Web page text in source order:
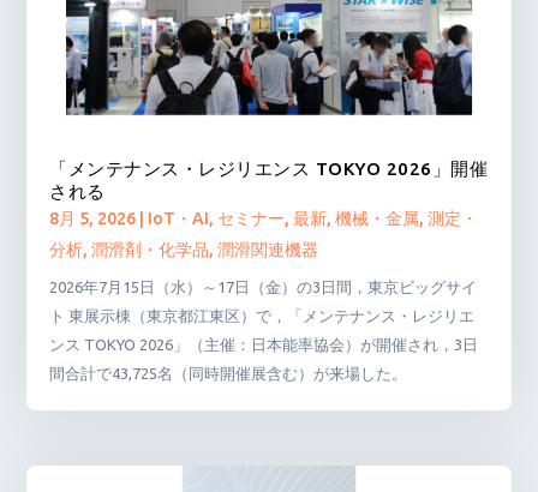
「メンテナンス・レジリエンス TOKYO 2026」開催
される
8月 5, 2026 IoT・AI, セミナー,最新,機械・金属,測定・
分析,潤滑剤・化学品,潤滑関連機器
2026年7月15日（水）～17日（金）の3日間，東京ビッグサイ
ト 東展示棟（東京都江東区）で，「メンテナンス・レジリエ
ンス TOKYO 2026」（主催：日本能率協会）が開催され，3日
間合計で43,725名（同時開催展含む）が来場した。